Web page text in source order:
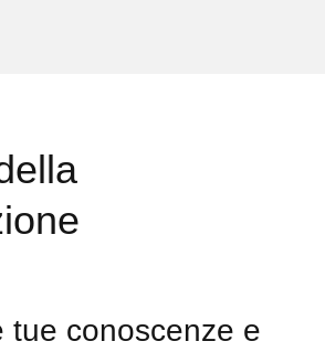
tue conoscenze e